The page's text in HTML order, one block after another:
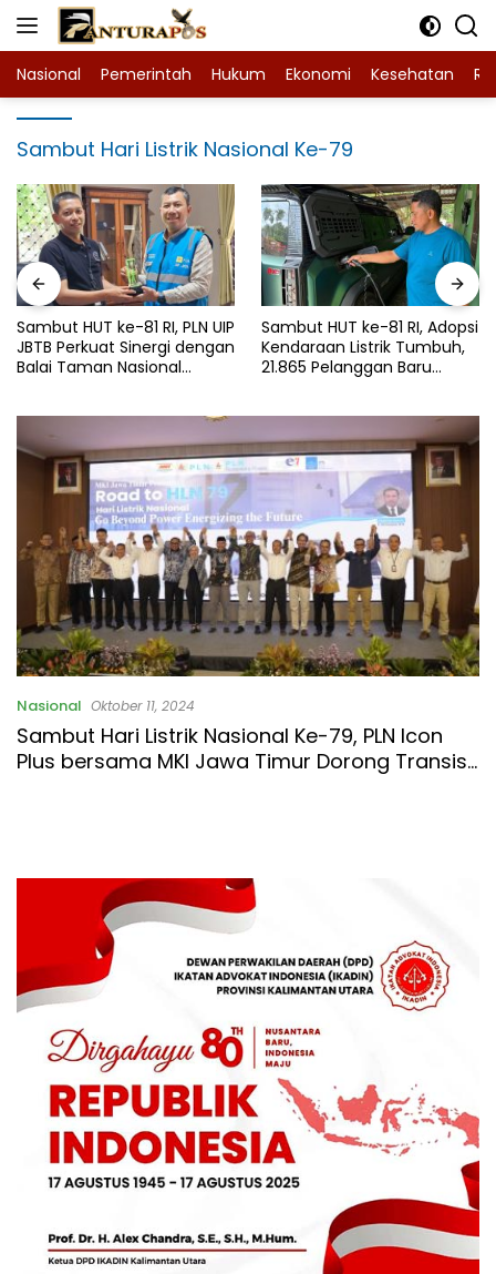
Langsung
Nasional Pemerintah Hukum Ekonomi Kesehatan
Sambut Hari Listrik Nasional Ke-79
Sambut HUT ke-81 RI, PLN UIP
JBTB Perkuat Sinergi dengan
Balai Taman Nasional
Watudodol/Kalipuro
Sambut HUT ke-81 RI, Adopsi
Kendaraan Listrik Tumbuh,
21.865 Pelanggan Baru
Nasional Oktober 11, 2024
Sambut Hari Listrik Nasional Ke-79, PLN Icon
Plus bersama MKI Jawa Timur Dorong Transisi